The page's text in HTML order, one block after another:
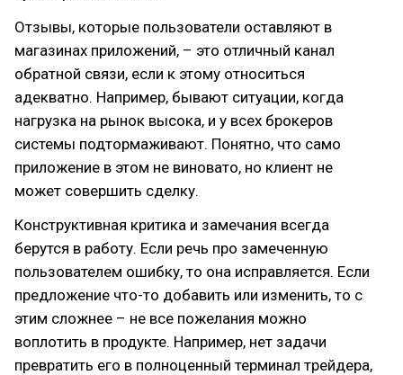
Отзывы, которые пользователи оставляют в
магазинах приложений, – это отличный канал
обратной связи, если к этому относиться
адекватно. Например, бывают ситуации, когда
нагрузка на рынок высока, и у всех брокеров
системы подтормаживают. Понятно, что само
приложение в этом не виновато, но клиент не
может совершить сделку.
Конструктивная критика и замечания всегда
берутся в работу. Если речь про замеченную
пользователем ошибку, то она исправляется. Если
предложение что-то добавить или изменить, то с
этим сложнее – не все пожелания можно
воплотить в продукте. Например, нет задачи
превратить его в полноценный терминал трейдера,